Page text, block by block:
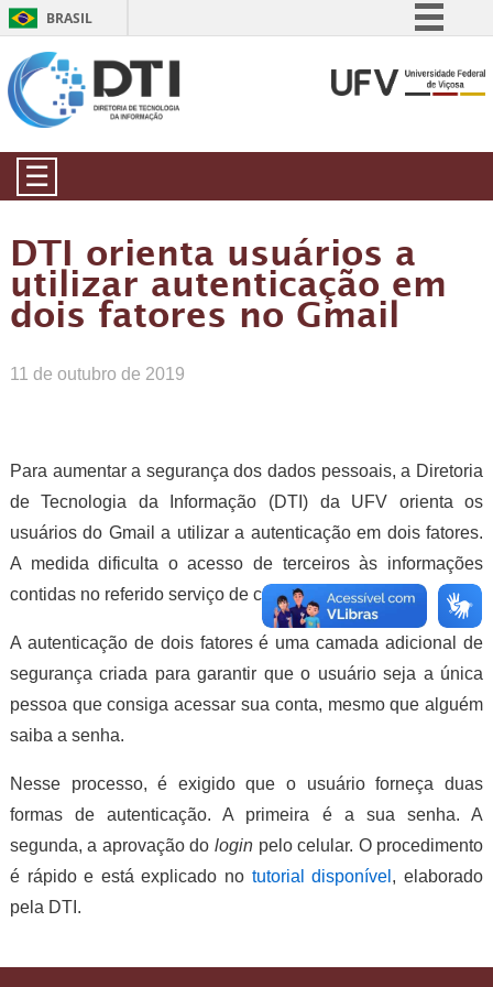
BRASIL
Comunica BR
☰
DTI orienta usuários a
utilizar autenticação em
dois fatores no Gmail
11 de outubro de 2019
Para aumentar a segurança dos dados pessoais, a Diretoria
de Tecnologia da Informação (DTI) da UFV orienta os
usuários do Gmail a utilizar a autenticação em dois fatores.
A medida dificulta o acesso de terceiros às informações
contidas no referido serviço de correio eletrônico.
A autenticação de dois fatores é uma camada adicional de
segurança criada para garantir que o usuário seja a única
pessoa que consiga acessar sua conta, mesmo que alguém
saiba a senha.
Nesse processo, é exigido que o usuário forneça duas
formas de autenticação. A primeira é a sua senha. A
segunda, a aprovação do login pelo celular. O procedimento
é rápido e está explicado no tutorial disponível , elaborado
pela DTI.